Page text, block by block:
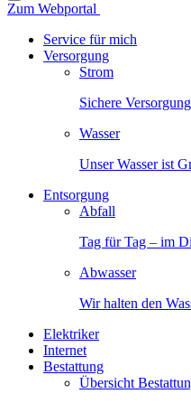
Zum Webportal
Service für mich
Versorgung
Strom
Sichere
Wasser
Unser Wasser ist
Entsorgung
Abfall
Tag für Tag – im
Abwasser
Wir halten den
Elektriker
Internet
Bestattung
Übersicht